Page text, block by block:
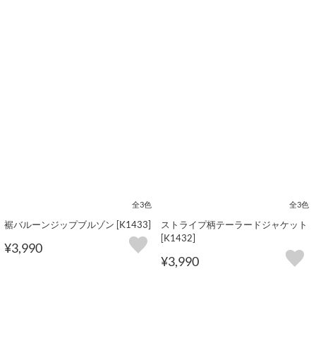
全3色
裾バルーンジップブルゾン [K1433]
¥3,990
全3色
ストライプ柄テーラードジャケット
[K1432]
¥3,990